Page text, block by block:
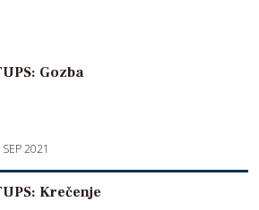
Gozba
2021
Krečenje